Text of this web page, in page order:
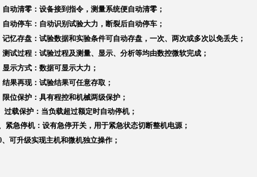
自动清零：设备接到指令，测量系统便自动清零；
自动停车：自动识别试验大力，断裂后自动停车；
记忆存盘：试验数据和实验条件可自动存盘，一次、两次或多次以免丢失；
测试过程：试验过程及测量、显示、分析等均由数控微软完成；
显示方式：数据可显示大力；
结果再现：试验结果可任意存取；
限位保护：具有程控和机械两级保护；
过载保护：当负载超过额定时自动停机；
紧急停机：设有急停开关，用于紧急状态切断整机电源；
、可升级实现主机和微机独立操作；